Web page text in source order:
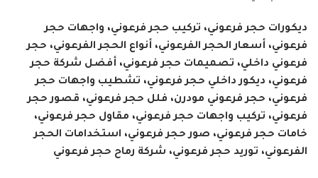
ديكورات حجر فرعوني، تركيب حجر فرعوني، واجهات حجر
فرعوني، أسعار الحجر الفرعوني، أنواع الحجر الفرعوني، حجر
فرعوني داخلي، تصميمات حجر فرعوني، أفضل شركة حجر
فرعوني، ديكور داخلي حجر فرعوني، تشطيب واجهات حجر
فرعوني، حجر فرعوني مودرن، فلل حجر فرعوني، قصور حجر
فرعوني، تركيب واجهات حجر فرعوني، مقاول حجر فرعوني،
خامات حجر فرعوني، صور حجر فرعوني، استخدامات الحجر
الفرعوني، توريد حجر فرعوني، شركة رماح حجر فرعوني